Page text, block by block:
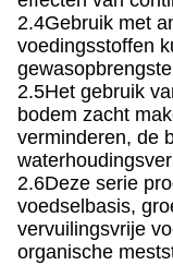
2.4Gebruik met
voedingsstoffen
2.5Het gebruik
bodem zacht
verminderen, de
2.6Deze serie
voedselbasis,
vervuilingsvrije
organische